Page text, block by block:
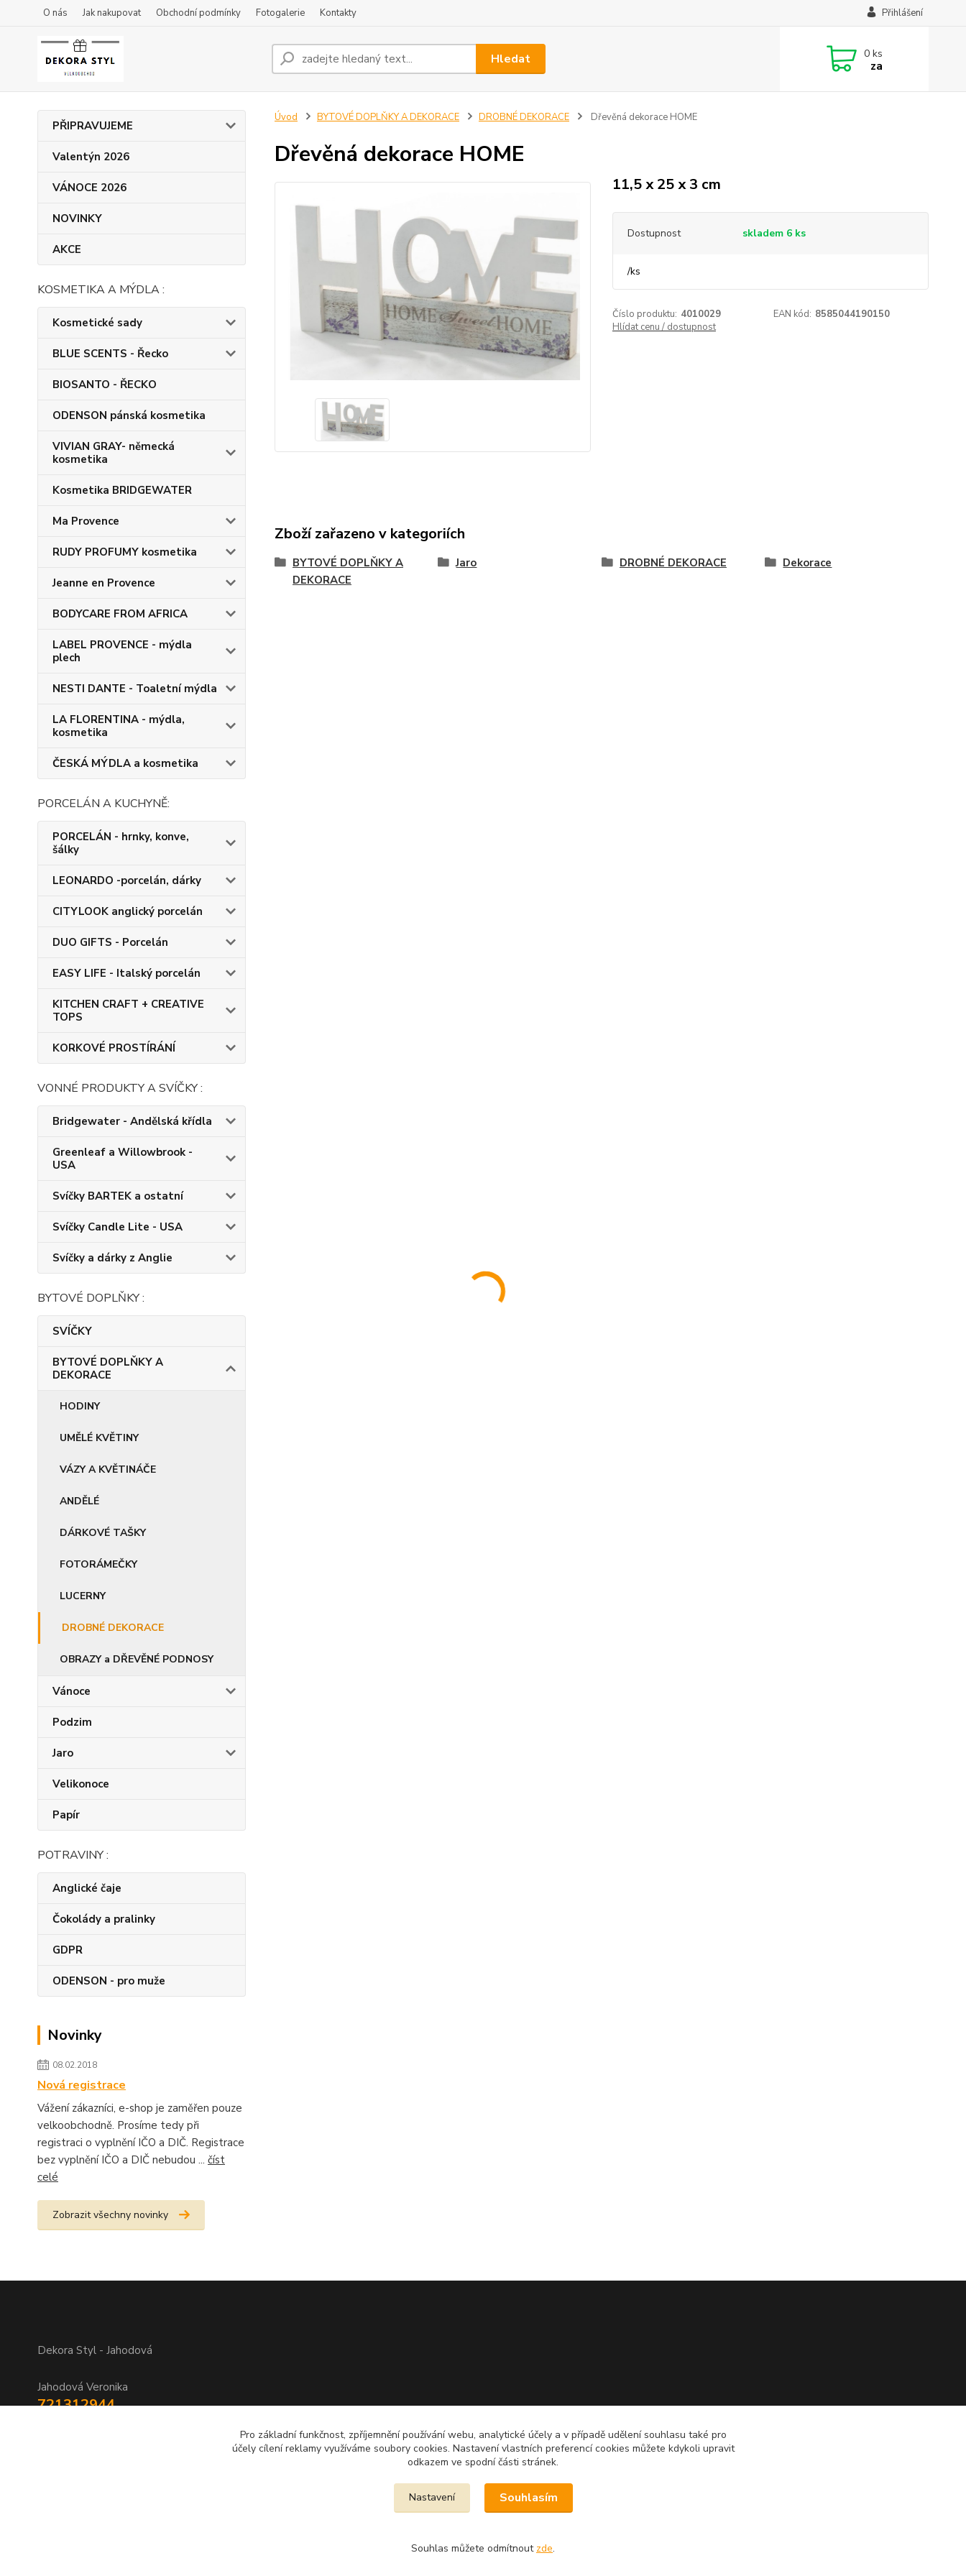
O nás Jak nakupovat Obchodní podmínky Fotogalerie Kontakty Přihlášení
Hledat 0 ks
za
PŘIPRAVUJEME
Valentýn 2026
VÁNOCE 2026
NOVINKY
AKCE
KOSMETIKA A MÝDLA :
Kosmetické sady
BLUE SCENTS - Řecko
BIOSANTO - ŘECKO
ODENSON pánská kosmetika
VIVIAN GRAY- německá
kosmetika
Kosmetika BRIDGEWATER
Ma Provence
RUDY PROFUMY kosmetika
Jeanne en Provence
BODYCARE FROM AFRICA
LABEL PROVENCE - mýdla
plech
NESTI DANTE - Toaletní mýdla
LA FLORENTINA - mýdla,
kosmetika
ČESKÁ MÝDLA a kosmetika
PORCELÁN A KUCHYNĚ:
PORCELÁN - hrnky, konve,
šálky
LEONARDO -porcelán, dárky
CITYLOOK anglický porcelán
DUO GIFTS - Porcelán
EASY LIFE - Italský porcelán
KITCHEN CRAFT + CREATIVE
TOPS
KORKOVÉ PROSTÍRÁNÍ
VONNÉ PRODUKTY A SVÍČKY :
Bridgewater - Andělská křídla
Greenleaf a Willowbrook -
USA
Svíčky BARTEK a ostatní
Svíčky Candle Lite - USA
Svíčky a dárky z Anglie
BYTOVÉ DOPLŇKY :
SVÍČKY
BYTOVÉ DOPLŇKY A
DEKORACE
HODINY
UMĚLÉ KVĚTINY
VÁZY A KVĚTINÁČE
ANDĚLÉ
DÁRKOVÉ TAŠKY
FOTORÁMEČKY
LUCERNY
DROBNÉ DEKORACE
OBRAZY a DŘEVĚNÉ PODNOSY
Vánoce
Podzim
Jaro
Velikonoce
Papír
POTRAVINY :
Anglické čaje
Čokolády a pralinky
GDPR
ODENSON - pro muže
Novinky
08.02.2018
Nová registrace
Vážení zákazníci, e-shop je zaměřen pouze
velkoobchodně. Prosíme tedy při
registraci o vyplnění IČO a DIČ. Registrace
bez vyplnění IČO a DIČ nebudou ... číst
celé
Zobrazit všechny novinky
Úvod BYTOVÉ DOPLŇKY A DEKORACE DROBNÉ DEKORACE Dřevěná dekorace HOME
Dřevěná dekorace HOME
11,5 x 25 x 3 cm
Dostupnost skladem 6 ks
/ks
Číslo produktu: 4010029 EAN kód: 8585044190150
Hlídat cenu / dostupnost
Zboží zařazeno v kategoriích
BYTOVÉ DOPLŇKY A
DEKORACE
Jaro DROBNÉ DEKORACE Dekorace
Dekora Styl - Jahodová
Jahodová Veronika
721312944
Pro základní funkčnost, zpříjemnění používání webu, analytické účely a v případě udělení souhlasu také pro
účely cílení reklamy využíváme soubory cookies. Nastavení vlastních preferencí cookies můžete kdykoli upravit
odkazem ve spodní části stránek.
Nastavení Souhlasím
Souhlas můžete odmítnout zde.